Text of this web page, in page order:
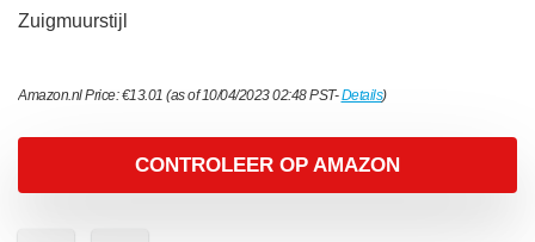
Zuigmuurstijl
Amazon.nl Price:€13.01 (as of 10/04/2023 02:48 PST-Details)
CONTROLEER OP AMAZON